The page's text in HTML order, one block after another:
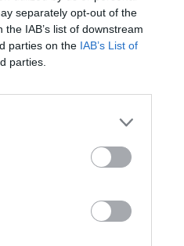
separately opt-out of the
IAB’s list of downstream
parties on the IAB’s List of
parties.
van